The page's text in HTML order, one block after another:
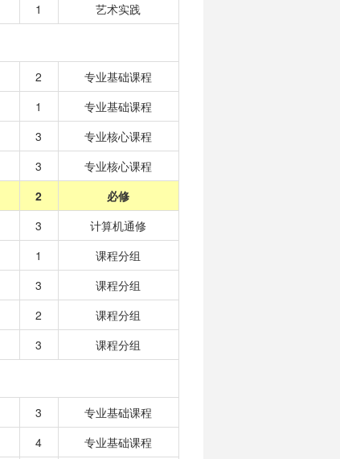
1 艺术实践
2
专业基础课程
1
专业基础课程
3
专业核心课程
3
专业核心课程
2
必修
3
计算机通修
1
课程分组
3
课程分组
2
课程分组
3 课程分组
3
专业基础课程
4 专业基础课程